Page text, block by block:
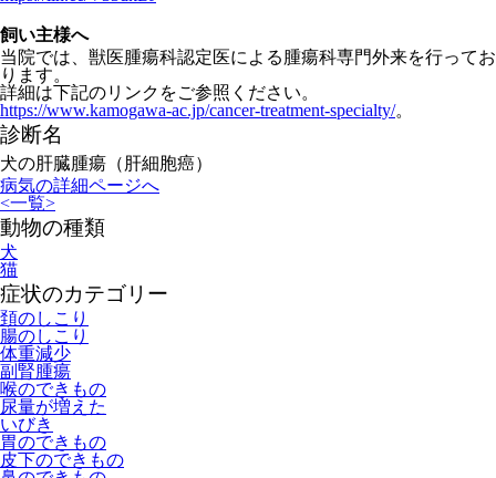
飼い主様へ
当院では、獣医腫瘍科認定医による腫瘍科専門外来を行ってお
ります。
詳細は下記のリンクをご参照ください。
https://www.kamogawa-ac.jp/cancer-treatment-specialty/。
診断名
犬の肝臓腫瘍（肝細胞癌）
病気の詳細ページへ
<一覧>
動物の種類
犬
猫
症状のカテゴリー
頚のしこり
腸のしこり
体重減少
副腎腫瘍
喉のできもの
尿量が増えた
いびき
胃のできもの
皮下のできもの